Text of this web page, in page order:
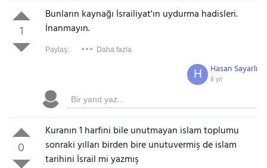
1
Bunların kaynağı İsrailiyat'ın uydurma hadisleri.
İnanmayın.
Paylaş: Daha fazla
Hasan Sayarlı
8 yıl
H
0
Kuranın 1 harfini bile unutmayan islam toplumu
sonraki yılları birden bire unutuvermiş de islam
tarihini İsrail mi yazmış